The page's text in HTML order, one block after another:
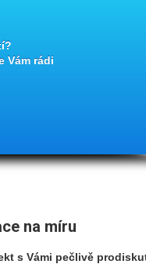
Vám rádi
na míru
s Vámi pečlivě